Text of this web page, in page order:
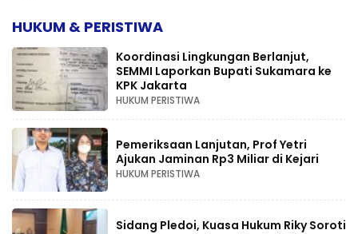
HUKUM & PERISTIWA
Koordinasi Lingkungan Berlanjut,
SEMMI Laporkan Bupati Sukamara ke
KPK Jakarta
HUKUM PERISTIWA
Pemeriksaan Lanjutan, Prof Yetri
Ajukan Jaminan Rp3 Miliar di Kejari
HUKUM PERISTIWA
Sidang Pledoi, Kuasa Hukum Riky Soroti